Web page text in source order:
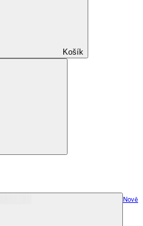
Košík
Nově